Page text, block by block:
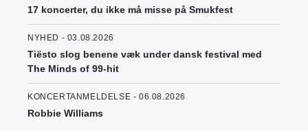
17 koncerter, du ikke må misse på Smukfest
NYHED - 03.08.2026
Tiësto slog benene væk under dansk festival med
The Minds of 99-hit
KONCERTANMELDELSE - 06.08.2026
Robbie Williams